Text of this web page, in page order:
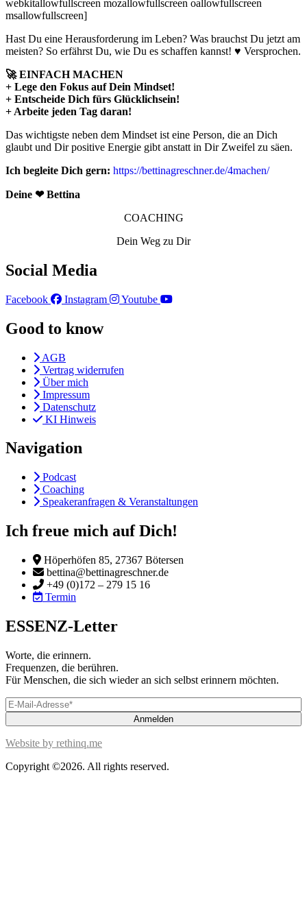
webkitallowfullscreen mozallowfullscreen oallowfullscreen
msallowfullscreen]
Hast Du eine Herausforderung im Leben? Was brauchst Du jetzt am
meisten? So erfährst Du, wie Du es schaffen kannst! ♥ Versprochen.
🚀 EINFACH MACHEN
+ Lege den Fokus auf Dein Mindset!
+ Entscheide Dich fürs Glücklichsein!
+ Arbeite jeden Tag daran!
Das wichtigste neben dem Mindset ist eine Person, die an Dich
glaubt und Dir positive Energie gibt anstatt in Dir Zweifel zu säen.
Ich begleite Dich gern: https://bettinagreschner.de/4machen/
Deine ❤ Bettina
COACHING
Dein Weg zu Dir
Social Media
Facebook Instagram Youtube
Good to know
AGB
Vertrag widerrufen
Über mich
Impressum
Datenschutz
KI Hinweis
Navigation
Podcast
Coaching
Speakeranfragen & Veranstaltungen
Ich freue mich auf Dich!
Höperhöfen 85, 27367 Bötersen
bettina@bettinagreschner.de
+49 (0)172 – 279 15 16
Termin
ESSENZ-Letter
Worte, die erinnern.
Frequenzen, die berühren.
Für Menschen, die sich wieder an sich selbst erinnern möchten.
Website by rethinq.me
Copyright ©2026. All rights reserved.